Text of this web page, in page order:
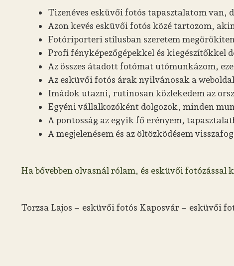
Tizenéves esküvői fotós tapasztalatom van,
Azon kevés esküvői fotós közé tartozom,
Fotóriporteri stílusban szeretem
Profi fényképezőgépekkel és kiegészítőkkel
Az összes átadott fotómat utómunkázom,
Az esküvői fotós árak nyilvánosak a
Imádok utazni, rutinosan közlekedem az
Egyéni vállalkozóként dolgozok, minden
A pontosság az egyik fő erényem,
A megjelenésem és az öltözködésem
Ha bővebben olvasnál rólam, és esküvői
Torzsa Lajos – esküvői fotós Kaposvár – esküvői